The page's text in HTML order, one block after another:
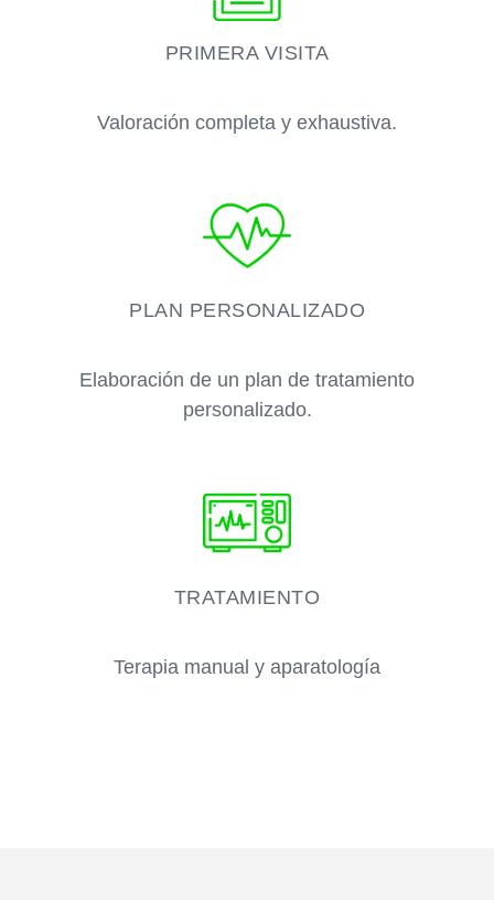
PRIMERA VISITA
Valoración completa y exhaustiva.
PLAN PERSONALIZADO
Elaboración de un plan de tratamiento
personalizado.
TRATAMIENTO
Terapia manual y aparatología